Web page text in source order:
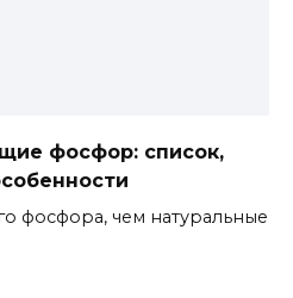
фосфор: список,
фосфора, чем натуральные